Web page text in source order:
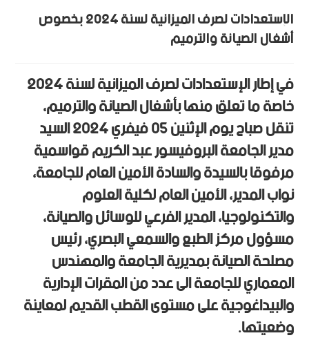
الإستعدادات لصرف الميزانية لسنة 2024 بخصوص
أشغال الصيانة والترميم
في إطار الإستعدادات لصرف الميزانية لسنة 2024
خاصة ما تعلق منها بأشغال الصيانة والترميم،
تنقل صباح يوم الإثنين 05 فيفري 2024 السيد
مدير الجامعة البروفيسور عبد الكريم قواسمية
مرفوقا بالسيدة والسادة الأمين العام للجامعة،
نواب المدير، الأمين العام لكلية العلوم
والتكنولوجيا، المدير الفرعي للوسائل والصيانة،
مسؤول مركز الطبع والسمعي البصري، رئيس
مصلحة الصيانة بمديرية الجامعة والمهندس
المعماري للجامعة الى عدد من المقرات الإدارية
والبيداغوجية على مستوى القطب القديم لمعاينة
وضعيتها.